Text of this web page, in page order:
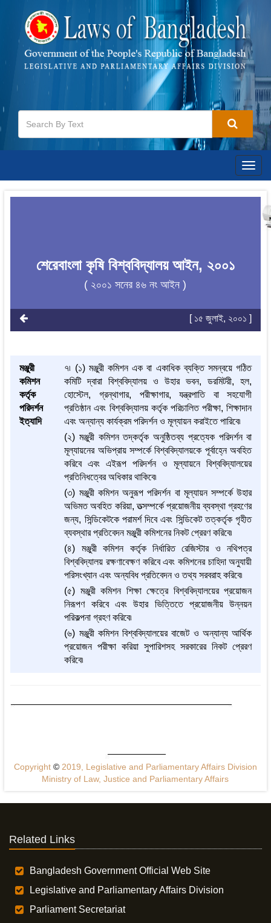
শেরেবাংলা কৃষি বিশ্ববিদ্যালয় আইন, ২০০১
( ২০০১ সনের ৪৬ নং আইন )
[ ১৫ জুলাই, ২০০১ ]
মঞ্জুরী
কমিশন
কর্তৃক
পরিদর্শন
ইত্যাদি
৭৷ (১) মঞ্জুরী কমিশন এক বা একাধিক ব্যক্তি সমন্বয়ে গঠিত
কমিটি দ্বারা বিশ্ববিদ্যালয় ও উহার ভবন, ডরমিটরী, হল,
হোস্টেল, গ্রন্থাগার, পরীক্ষাগার, যন্ত্রপাতি বা সহযোগী
প্রতিষ্ঠান এবং বিশ্ববিদ্যালয় কর্তৃক পরিচালিত পরীক্ষা, শিক্ষাদান
এবং অন্যান্য কার্যক্রম পরিদর্শন ও মূল্যায়ন করাইতে পারিবে৷
(২) মঞ্জুরী কমিশন তদ্‌কর্তৃক অনুষ্ঠিতব্য প্রত্যেক পরিদর্শন বা
মূল্যায়নের অভিপ্রায় সম্পর্কে বিশ্ববিদ্যালয়কে পূর্বাহ্নে অবহিত
করিবে এবং এইরূপ পরিদর্শন ও মূল্যায়নে বিশ্ববিদ্যালয়ের
প্রতিনিধত্বের অধিকার থাকিবে৷
(৩) মঞ্জুরী কমিশন অনুরূপ পরিদর্শন বা মূল্যায়ন সম্পর্কে উহার
অভিমত অবহিত করিয়া, তত্সম্পর্কে প্রয়োজনীয় ব্যবস্থা গ্রহণের
জন্য, সিন্ডিকেটকে পরামর্শ দিবে এবং সিন্ডিকেট তত্কর্তৃক গৃহীত
ব্যবস্থার প্রতিবেদন মঞ্জুরী কমিশনের নিকট প্রেরণ করিবে৷
(৪) মঞ্জুরী কমিশন কর্তৃক নির্ধারিত রেজিস্টার ও নথিপত্র
বিশ্ববিদ্যালয় রক্ষণাবেক্ষণ করিবে এবং কমিশনের চাহিদা অনুযায়ী
পরিসংখ্যান এবং অন্যবিধ প্রতিবেদন ও তথ্য সরবরাহ করিবে৷
(৫) মঞ্জুরী কমিশন শিক্ষা ক্ষেত্রে বিশ্ববিদ্যালয়ের প্রয়োজন
নিরূপণ করিবে এবং উহার ভিত্তিতে প্রয়োজনীয় উন্নয়ন
পরিকল্পনা গ্রহণ করিবে৷
(৬) মঞ্জুরী কমিশন বিশ্ববিদ্যালয়ের বাজেট ও অন্যান্য আর্থিক
প্রয়োজন পরীক্ষা করিয়া সুপারিশসহ সরকারের নিকট প্রেরণ
করিবে৷
Copyright ©2019, Legislative and Parliamentary Affairs Division
Ministry of Law, Justice and Parliamentary Affairs
Related Links
Bangladesh Government Official Web Site
Legislative and Parliamentary Affairs Division
Parliament Secretariat